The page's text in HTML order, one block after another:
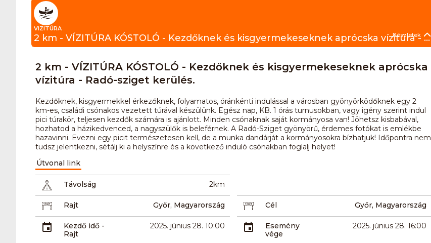
VIZITÚRA
2 km - VÍZITÚRA KÓSTOLÓ - Kezdőknek és kisgyermekeseknek aprócska vízitúra - Radó-sziget kerülés.
Részletek
2 km - VÍZITÚRA KÓSTOLÓ - Kezdőknek és kisgyermekeseknek aprócska
vízitúra - Radó-sziget kerülés.
Kezdőknek, kisgyermekkel érkezőknek, folyamatos, óránkénti indulással a városban gyönyörködőknek egy 2
km-es, családi csónakos vezetett túrával készülünk. Egész nap, KB. 1 órás turnusokban, vagy igény szerint indul
pici túrakör, teljesen kezdők számára is ajánlott. Minden csónaknak saját kormányosa van! Jöhetsz kisbabával,
hozhatod a házikedvenced, a nagyszülők is beleférnek. A Radó-Sziget gyönyörű, érdemes fotókat is emlékbe
hazavinni. Evezni egy picit természetesen kell, de a munka dandárját a kormányosokra bízhatjuk! Időpontra nem
tudsz jelentkezni, sétálj ki a helyszínre és a következő induló csónakban foglalj helyet!
Útvonal link
Távolság 2km
Rajt Győr, Magyarország Cél Győr, Magyarország
Kezdő idő -
Rajt
2025. június 28. 10:00
Esemény
vége
2025. június 28. 16:00